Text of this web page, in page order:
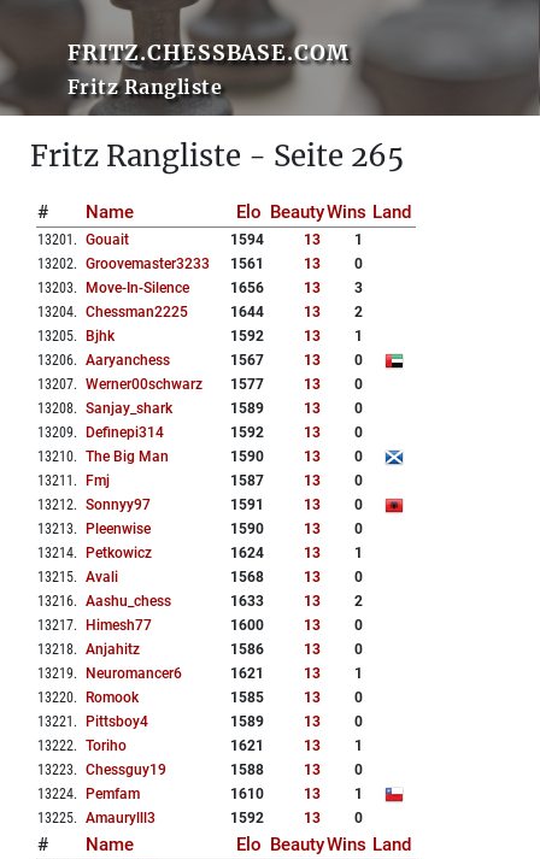
FRITZ.CHESSBASE.COM
Fritz Rangliste
Fritz Rangliste - Seite 265
# Name Elo BeautyWins Land
13201 . Gouait 1594 13
1
13202. Groovemaster3233 1561 13
0
13203. Move-In-Silence 1656 13
3
13204. Chessman2225 1644 13
2
13205. Bjhk 1592 13
1
13206. Aaryanchess 1567 13
0
13207. Werner00schwarz 1577 13
0
13208. Sanjay_shark 1589 13
0
13209. Definepi314 1592 13
0
13210. The Big Man 1590 13
0
13211 . Fmj 1587 13
0
13212. Sonnyy97 1591 13
0
13213. Pleenwise 1590 13
0
13214. Petkowicz 1624 13
1
13215. Avali 1568 13
0
13216. Aashu_chess 1633 13
2
13217. Himesh77 1600 13
0
13218. Anjahitz 1586 13
0
13219. Neuromancer6 1621 13
1
13220. Romook 1585 13
0
13221 . Pittsboy4 1589 13
0
13222. Toriho 1621 13
1
13223. Chessguy19 1588 13
0
13224. Pemfam 1610 13
1
13225. Amaurylll3 1592 13 0
# Name Elo BeautyWins Land